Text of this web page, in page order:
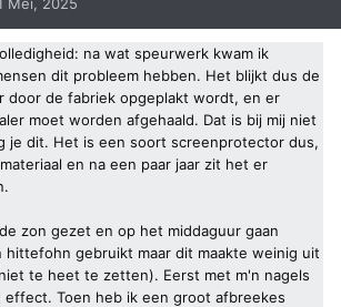
na wat speurwerk kwam ik
dit probleem hebben. Het blijkt dus de
door de fabriek opgeplakt wordt, en er
moet worden afgehaald. Dat is bij mij niet
je dit. Het is een soort screenprotector dus,
en na een paar jaar zit het er
zon gezet en op het middaguur gaan
hittefohn gebruikt maar dit maakte weinig uit
te heet te zetten). Eerst met m'n nagels
effect. Toen heb ik een groot afbreekes